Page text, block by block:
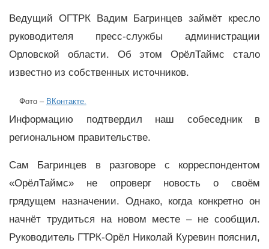
Ведущий ОГТРК Вадим Багринцев займёт кресло
руководителя пресс-службы администрации
Орловской области. Об этом ОрёлТаймс стало
известно из собственных источников.
Фото – ВКонтакте.
Информацию подтвердил наш собеседник в
региональном правительстве.
Сам Багринцев в разговоре с корреспондентом
«ОрёлТаймс» не опроверг новость о своём
грядущем назначении. Однако, когда конкретно он
начнёт трудиться на новом месте – не сообщил.
Руководитель ГТРК-Орёл Николай Куревин пояснил,